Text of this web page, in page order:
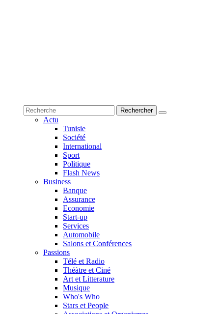
Actu
Tunisie
Société
International
Sport
Politique
Flash News
Business
Banque
Assurance
Economie
Start-up
Services
Automobile
Salons et Conférences
Passions
Télé et Radio
Théàtre et Ciné
Art et Litterature
Musique
Who's Who
Stars et People